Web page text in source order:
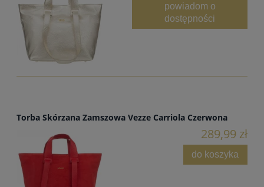
powiadom o
dostępności
Torba Skórzana Zamszowa Vezze Carriola Czerwona
289,99 zł
do koszyka